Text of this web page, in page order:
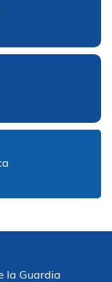
la Guardia